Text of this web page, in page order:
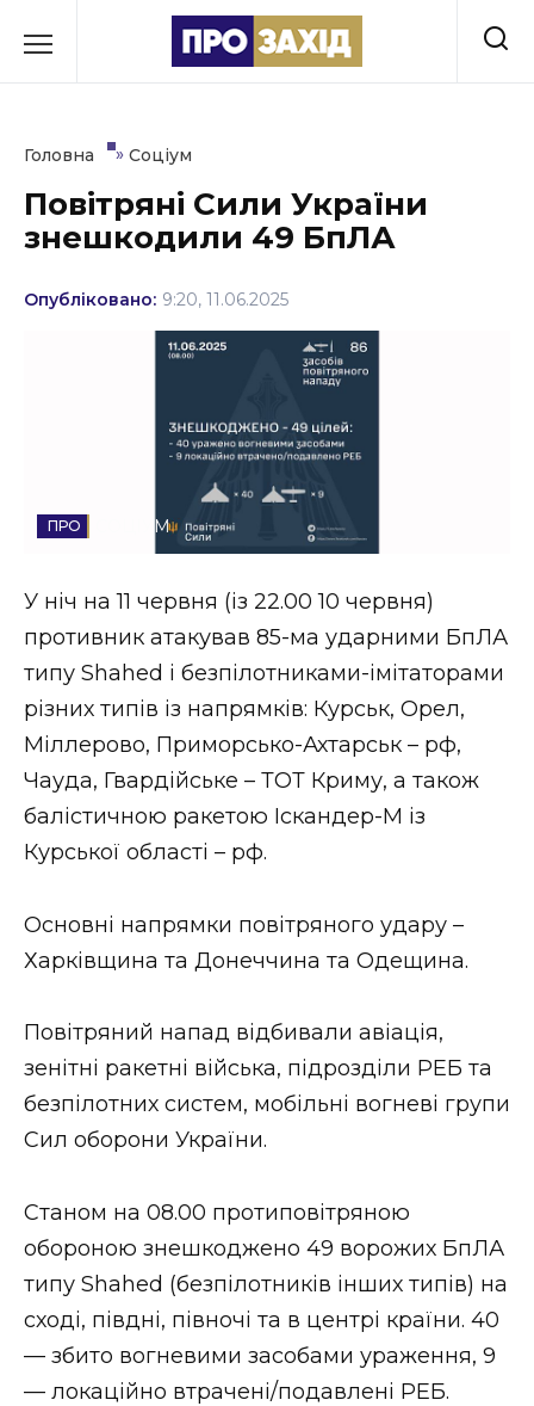
до
Культура
Освіта
Стиль життя
Втрачений Ужгород
Втрачений Ужгород (відеоверсія)
ЗАКАРПАТСЬКІ НОВИНИ
ВІДЕО
Головна » Соціум
Повітряні Сили України
знешкодили 49 БпЛА
Опубліковано: 9:20, 11.06.2025
СОЦІУМ
У ніч на 11 червня (із 22.00 10 червня)
противник атакував 85-ма ударними БпЛА
типу Shahed і безпілотниками-імітаторами
різних типів із напрямків: Курськ, Орел,
Міллерово, Приморсько-Ахтарськ – рф,
Чауда, Гвардійське – ТОТ Криму, а також
балістичною ракетою Іскандер-М із
Курської області – рф.
Основні напрямки повітряного удару –
Харківщина та Донеччина та Одещина.
Повітряний напад відбивали авіація,
зенітні ракетні війська, підрозділи РЕБ та
безпілотних систем, мобільні вогневі групи
Сил оборони України.
Станом на 08.00 протиповітряною
обороною знешкоджено 49 ворожих БпЛА
типу Shahed (безпілотників інших типів) на
сході, півдні, півночі та в центрі країни. 40
— збито вогневими засобами ураження, 9
— локаційно втрачені/подавлені РЕБ.